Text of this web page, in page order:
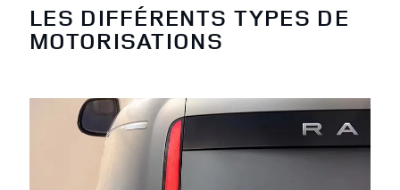
LES DIFFÉRENTS TYPES DE
MOTORISATIONS